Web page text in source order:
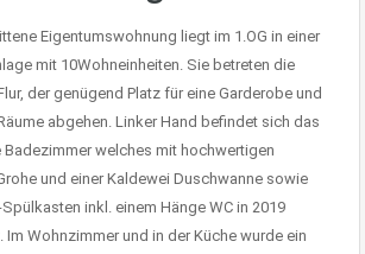
Eigentumswohnung liegt im 1.OG in einer
mit 10Wohneinheiten. Sie betreten die
der genügend Platz für eine Garderobe und
abgehen. Linker Hand befindet sich das
Badezimmer welches mit hochwertigen
und einer Kaldewei Duschwanne sowie
inkl. einem Hänge WC in 2019
Im Wohnzimmer und in der Küche wurde ein